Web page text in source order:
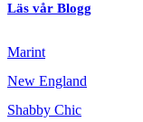
Läs vår Blogg
Marint
New England
Shabby Chic